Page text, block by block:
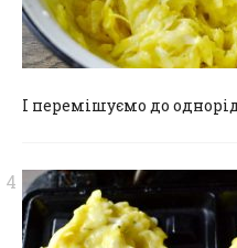
І перемішуємо до